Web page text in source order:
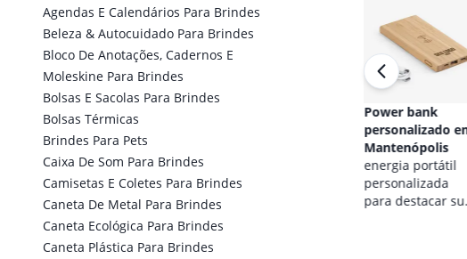
Agendas E Calendários Para Brindes
Beleza & Autocuidado Para Brindes
Bloco De Anotações, Cadernos E
Moleskine Para Brindes
Bolsas E Sacolas Para Brindes
Bolsas Térmicas
Brindes Para Pets
Caixa De Som Para Brindes
Camisetas E Coletes Para Brindes
Caneta De Metal Para Brindes
Caneta Ecológica Para Brindes
Caneta Plástica Para Brindes
Power bank
personalizado
Mantenópolis
energia portátil
personalizada
para destacar